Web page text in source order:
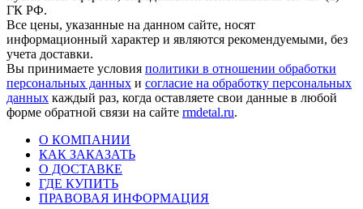
ГК РФ.
Все цены, указанные на данном сайте, носят
информационный характер и являются рекомендуемыми, без
учета доставки.
Вы принимаете условия политики в отношении обработки
персональных данных и согласие на обработку персональных
данных каждый раз, когда оставляете свои данные в любой
форме обратной связи на сайте rmdetal.ru.
О КОМПАНИИ
КАК ЗАКАЗАТЬ
О ДОСТАВКЕ
ГДЕ КУПИТЬ
ПРАВОВАЯ ИНФОРМАЦИЯ